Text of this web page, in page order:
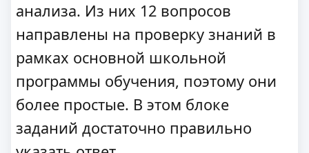
анализа. Из них 12 вопросов
направлены на проверку знаний в
рамках основной школьной
программы обучения, поэтому они
более простые. В этом блоке
заданий достаточно правильно